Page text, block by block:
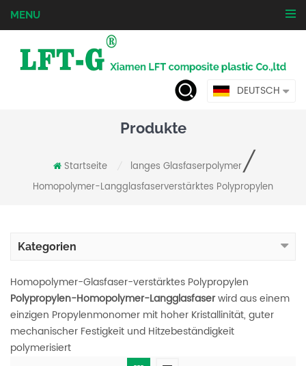
MENU
DEUTSCH
Produkte
Startseite langes Glasfaserpolymer/
Homopolymer-Langglasfaserverstärktes Polypropylen
Kategorien
Homopolymer-Glasfaser-verstärktes Polypropylen
Polypropylen-Homopolymer-Langglasfaserwird aus einem
einzigen Propylenmonomer mit hoher Kristallinität, guter
mechanischer Festigkeit und Hitzebeständigkeit
polymerisiert